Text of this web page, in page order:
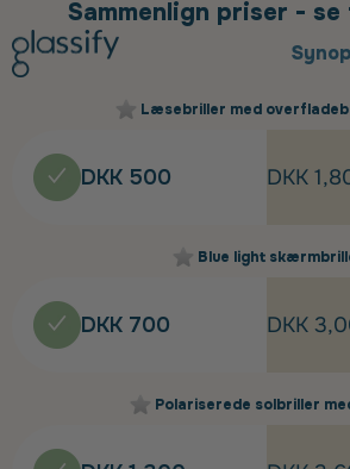
Sammenlign priser -
Læsebriller med
DKK 500 DKK
Blue light
DKK 700 DKK
Polariserede solbriller